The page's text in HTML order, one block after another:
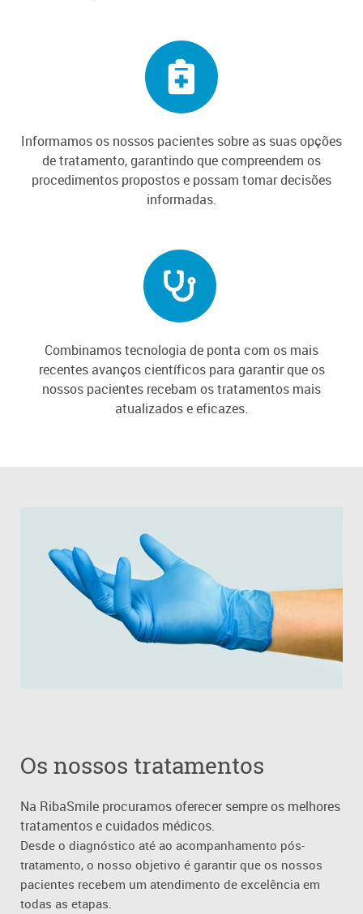
Informamos os nossos pacientes sobre as suas opções
de tratamento, garantindo que compreendem os
procedimentos propostos e possam tomar decisões
informadas.
Combinamos tecnologia de ponta com os mais
recentes avanços científicos para garantir que os
nossos pacientes recebam os tratamentos mais
atualizados e eficazes.
Os nossos tratamentos
Na RibaSmile procuramos oferecer sempre os melhores
tratamentos e cuidados médicos.
Desde o diagnóstico até ao acompanhamento pós-
tratamento, o nosso objetivo é garantir que os nossos
pacientes recebem um atendimento de excelência em
todas as etapas.